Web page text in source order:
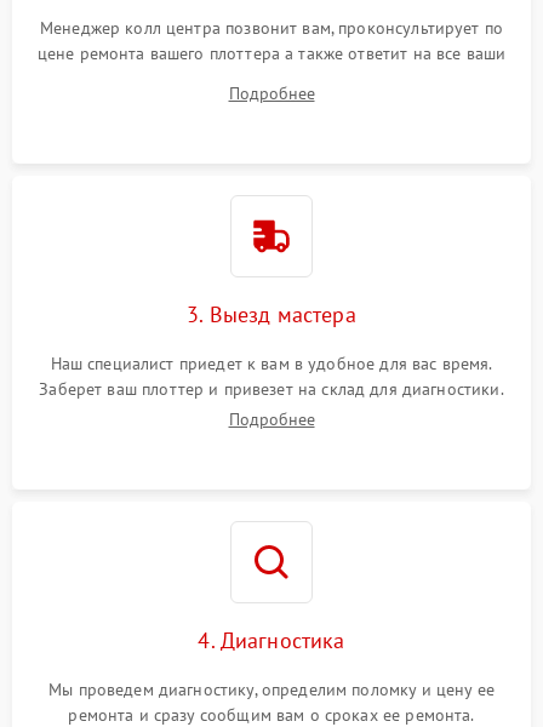
Менеджер колл центра позвонит вам, проконсультирует по
цене ремонта вашего плоттера а также ответит на все ваши
Подробнее
3. Выезд мастера
Наш специалист приедет к вам в удобное для вас время.
Заберет ваш плоттер и привезет на склад для диагностики.
Подробнее
4. Диагностика
Мы проведем диагностику, определим поломку и цену ее
ремонта и сразу сообщим вам о сроках ее ремонта.